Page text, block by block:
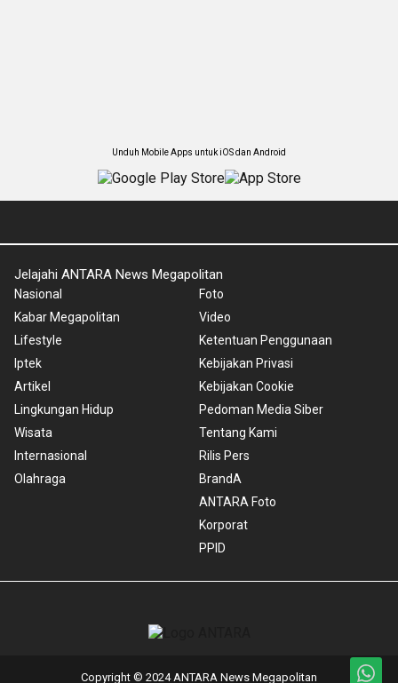
Unduh Mobile Apps untuk iOS dan Android
Jelajahi ANTARA News Megapolitan
Nasional
Kabar Megapolitan
Lifestyle
Iptek
Artikel
Lingkungan Hidup
Wisata
Internasional
Olahraga
Foto
Video
Ketentuan Penggunaan
Kebijakan Privasi
Kebijakan Cookie
Pedoman Media Siber
Tentang Kami
Rilis Pers
BrandA
ANTARA Foto
Korporat
PPID
Copyright © 2024 ANTARA News Megapolitan